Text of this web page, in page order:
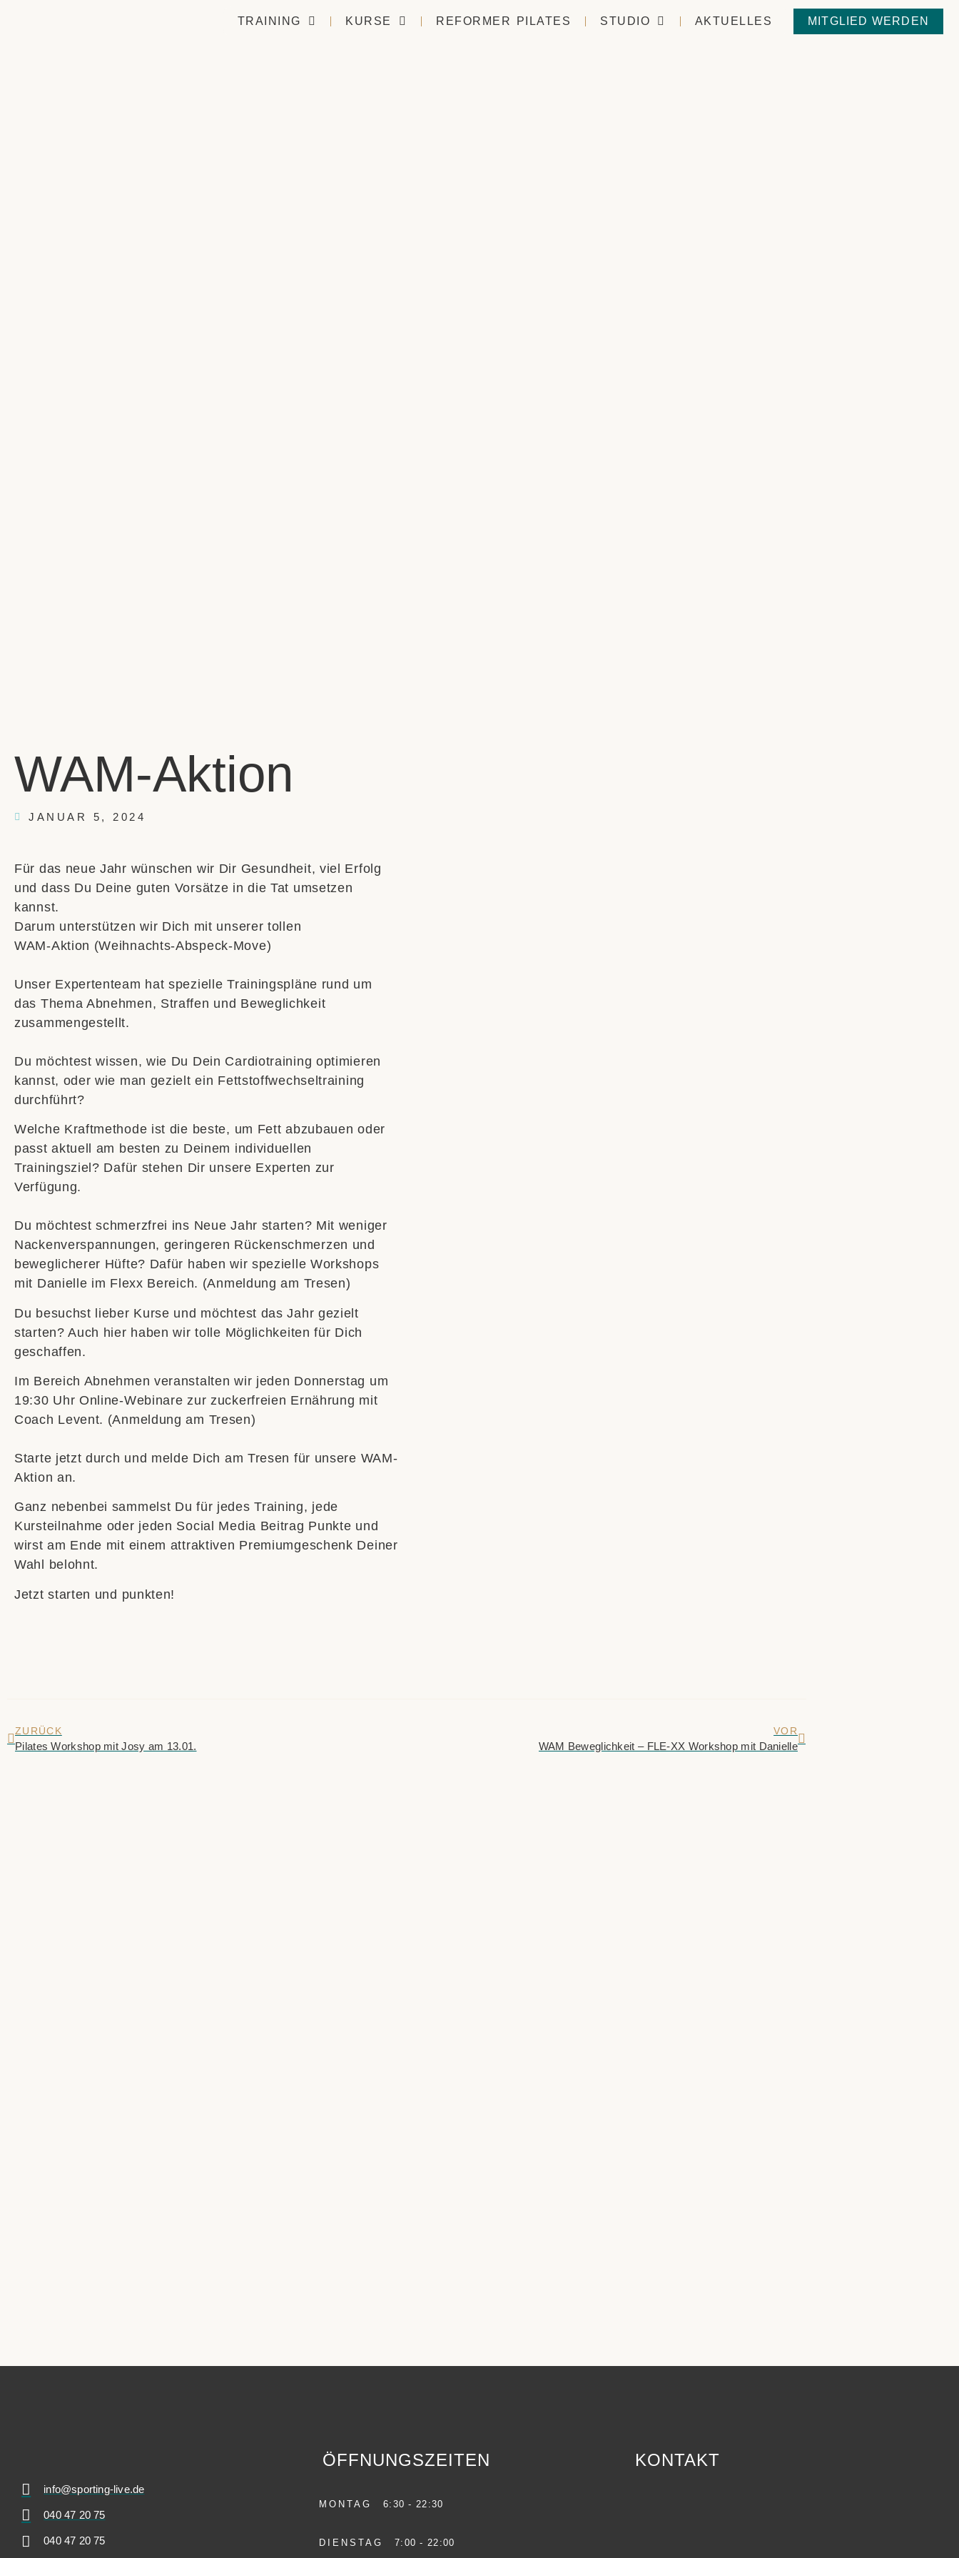
TRAINING KURSE REFORMER PILATES STUDIO AKTUELLES MITGLIED WERDEN
WAM-Aktion
JANUAR 5, 2024
Für das neue Jahr wünschen wir Dir Gesundheit, viel Erfolg
und dass Du Deine guten Vorsätze in die Tat umsetzen
kannst.
Darum unterstützen wir Dich mit unserer tollen
WAM-Aktion (Weihnachts-Abspeck-Move)
Unser Expertenteam hat spezielle Trainingspläne rund um
das Thema Abnehmen, Straffen und Beweglichkeit
zusammengestellt.
Du möchtest wissen, wie Du Dein Cardiotraining optimieren
kannst, oder wie man gezielt ein Fettstoffwechseltraining
durchführt?
Welche Kraftmethode ist die beste, um Fett abzubauen oder
passt aktuell am besten zu Deinem individuellen
Trainingsziel? Dafür stehen Dir unsere Experten zur
Verfügung.
Du möchtest schmerzfrei ins Neue Jahr starten? Mit weniger
Nackenverspannungen, geringeren Rückenschmerzen und
beweglicherer Hüfte? Dafür haben wir spezielle Workshops
mit Danielle im Flexx Bereich. (Anmeldung am Tresen)
Du besuchst lieber Kurse und möchtest das Jahr gezielt
starten? Auch hier haben wir tolle Möglichkeiten für Dich
geschaffen.
Im Bereich Abnehmen veranstalten wir jeden Donnerstag um
19:30 Uhr Online-Webinare zur zuckerfreien Ernährung mit
Coach Levent. (Anmeldung am Tresen)
Starte jetzt durch und melde Dich am Tresen für unsere WAM-
Aktion an.
Ganz nebenbei sammelst Du für jedes Training, jede
Kursteilnahme oder jeden Social Media Beitrag Punkte und
wirst am Ende mit einem attraktiven Premiumgeschenk Deiner
Wahl belohnt.
Jetzt starten und punkten!
ZURÜCK
Pilates Workshop mit Josy am 13.01.
VOR
WAM Beweglichkeit – FLE-XX Workshop mit Danielle
info@sporting-live.de
040 47 20 75
040 47 20 75
ÖFFNUNGSZEITEN
MONTAG 6:30 - 22:30
DIENSTAG 7:00 - 22:00
KONTAKT